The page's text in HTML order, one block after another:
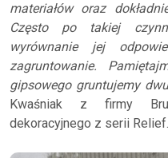
materiałów oraz
Często po takiej
wyrównanie jej
zagruntowanie.
gipsowego gruntujemy
Kwaśniak z firmy
dekoracyjnego z serii Relief.